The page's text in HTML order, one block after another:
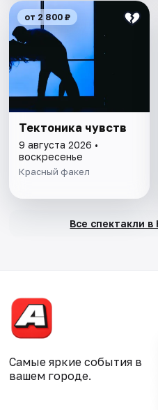
от 2 800 ₽
Тектоника чувств
9 августа 2026 •
воскресенье
Красный факел
Все спектакли в
Самые яркие события в
вашем городе.